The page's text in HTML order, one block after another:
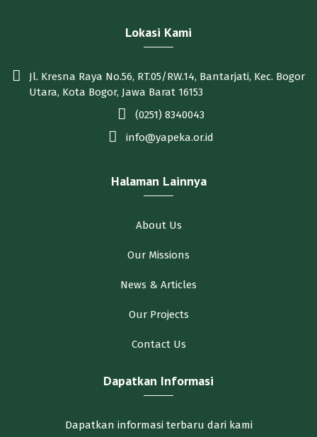
Lokasi Kami
Jl. Kresna Raya No.56, RT.05/RW.14, Bantarjati, Kec. Bogor
Utara, Kota Bogor, Jawa Barat 16153
(0251) 8340043
info@yapeka.or.id
Halaman Lainnya
About Us
Our Missions
News & Articles
Our Projects
Contact Us
Dapatkan Informasi
Dapatkan informasi terbaru dari kami